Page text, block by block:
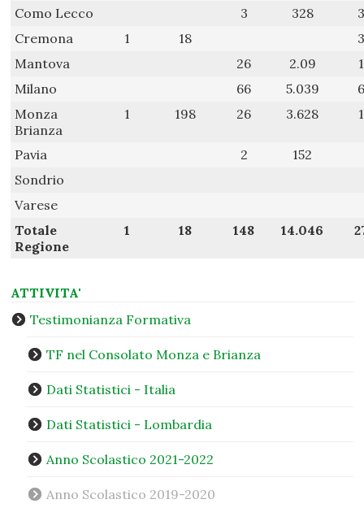
Como Lecco
3 328
3
Cremona
1 18
3
Mantova
26 2.09
1
Milano
66 5.039
6
Monza
Brianza
1 198 26 3.628 1
Pavia 2
152
Sondrio
Varese
Totale
Regione
1 18 148 14.046
ATTIVITA'
Testimonianza Formativa
TF nel Consolato Monza e Brianza
Dati Statistici - Italia
Dati Statistici - Lombardia
Anno Scolastico 2021-2022
Anno Scolastico 2019-2020